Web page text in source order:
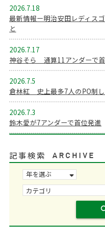
2026.7.18
最新情報ー明治安田レディス
と
2026.7.17
神谷そら 通算11アンダーで
2026.7.5
倉林紅 史上最多7人のPO制
2026.7.3
鈴木愛が7アンダーで首位発進
記事検索